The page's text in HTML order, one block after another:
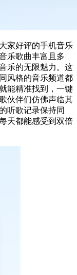
家好评的手机音乐
乐歌曲丰富且多
乐的无限魅力。这
风格的音乐频道都
能精准找到，一键
伙伴们仿佛声临其
听歌记录保持同
天都能感受到双倍